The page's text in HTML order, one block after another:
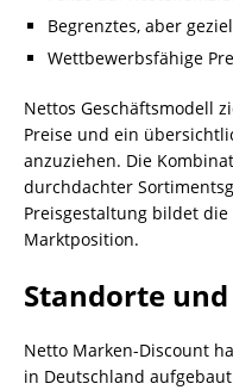
Begrenztes, aber
Wettbewerbsfähige
Nettos Geschäftsmodell
Preise und ein
anzuziehen. Die
durchdachter
Preisgestaltung bildet
Marktposition.
Standorte
Netto Marken-Discount
in Deutschland